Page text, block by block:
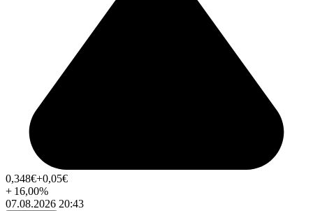
0,348€+0,05€
+ 16,00%
07.08.2026 20:43